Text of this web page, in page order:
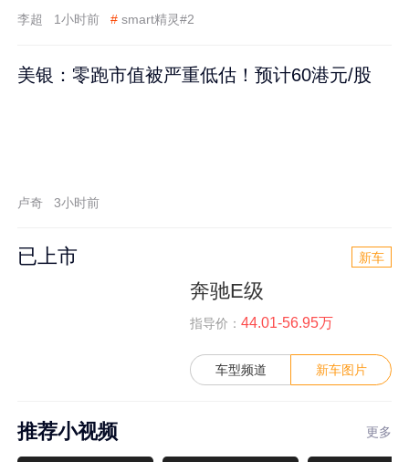
李超 1小时前 # smart精灵#2
美银：零跑市值被严重低估！预计60港元/股
卢奇 3小时前
已上市 新车
奔驰E级
指导价： 44.01-56.95万
车型频道 新车图片
推荐小视频 更多